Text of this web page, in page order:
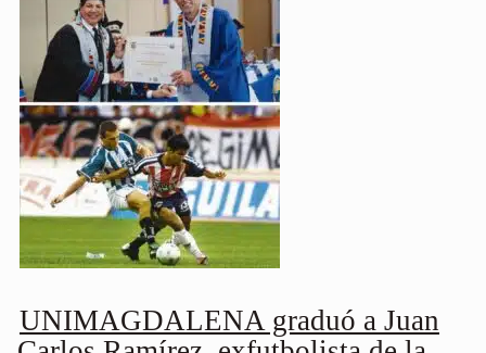
UNIMAGDALENA graduó a Juan